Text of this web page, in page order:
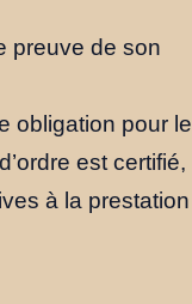
preuve de son
obligation pour le
est certifié,
à la prestation